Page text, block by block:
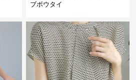
ブボウタイ